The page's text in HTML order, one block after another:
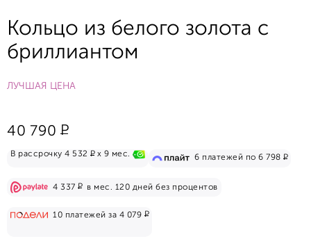
Кольцо из белого золота с
бриллиантом
ЛУЧШАЯ ЦЕНА
40 790 Р
В рассрочку 4 532 Рx 9 мес. 6 платежей по 6 798 Р
4 337 Рв мес. 120 дней без процентов
10 платежей за 4 079 Р